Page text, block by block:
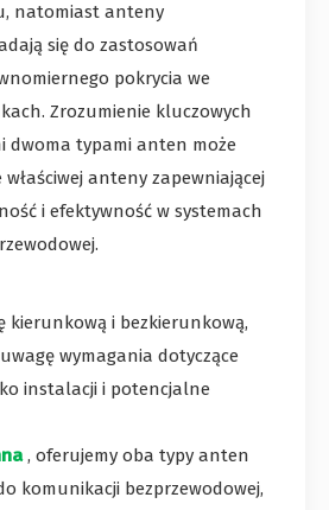
natomiast anteny
się do zastosowań
pokrycia we
Zrozumienie kluczowych
dwoma typami anten może
anteny zapewniającej
i efektywność w systemach
kierunkową i bezkierunkową,
wymagania dotyczące
instalacji i potencjalne
, oferujemy oba typy anten
komunikacji bezprzewodowej,